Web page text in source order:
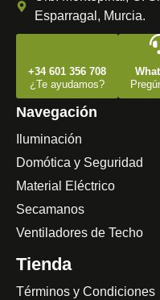
Esparragal, Murcia.
+34 601 356 708
¿Te ayudamos?
Navegación
Iluminación
Domótica y Seguridad
Material Eléctrico
Secamanos
Ventiladores de Techo
Tienda
Términos y Condiciones